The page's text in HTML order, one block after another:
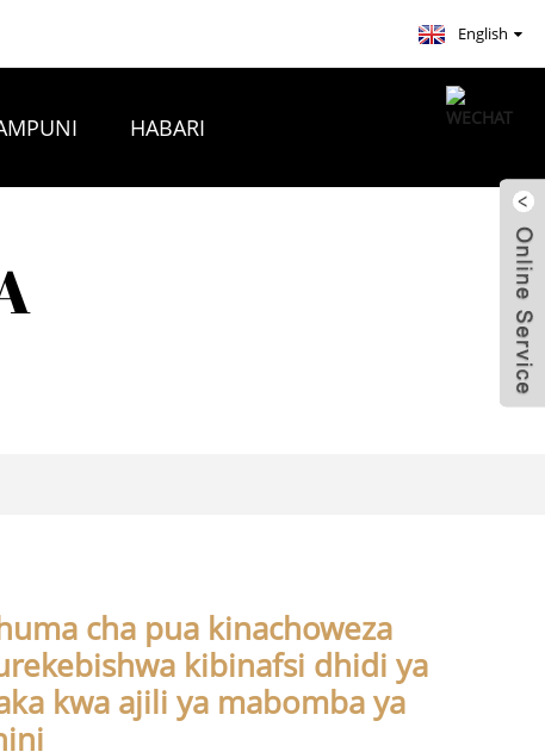
English
HABARI
cha pua kinachoweza
kibinafsi dhidi ya
kwa ajili ya mabomba ya